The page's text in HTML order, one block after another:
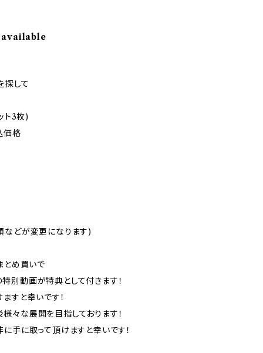
探して
ト3枚)
価格
どが変更になります)
とめ買いで
動画が特典として付きます！
すと幸いです！
な展開を目指しております！
手に取って頂けますと幸いです！